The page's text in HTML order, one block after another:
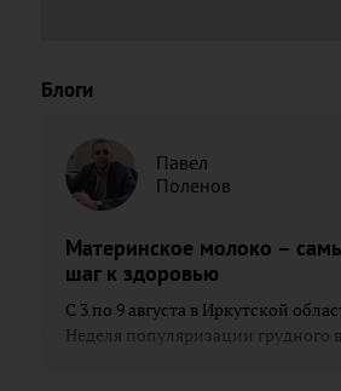
Блоги
Павел
Поленов
Материнское молоко –
шаг к здоровью
С 3 по 9 августа в Иркутской
Неделя популяризации грудного